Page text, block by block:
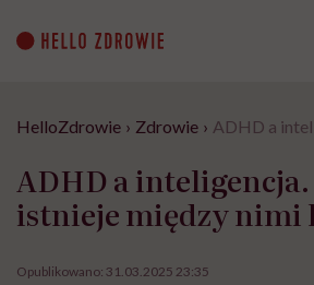
content
HelloZdrowie › Zdrowie › ADHD a
ADHD a inteligencja.
istnieje między nimi
Opublikowano: 31.03.2025 23:35